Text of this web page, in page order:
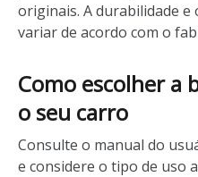
originais. A durabilidade e
variar de acordo com o
Como escolher a
o seu carro
Consulte o manual do
e considere o tipo de uso